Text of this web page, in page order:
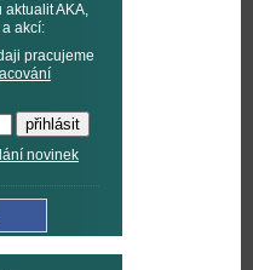
aktualit AKA,
akcí:
pracujeme
novinek